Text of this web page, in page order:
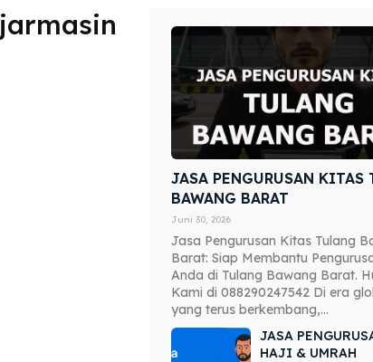
our destinations
our destinations
JASA PENGURUSAN KITAS
BAWANG BARAT
Juni 30, 2026
Jasa Pengurusan Kitas Tulang
Barat: Siap Membantu
Anda di Tulang Bawang Barat.
Kami di 088290247542 Di era
yang terus berkembang,...
JASA
HAJI & UMRAH